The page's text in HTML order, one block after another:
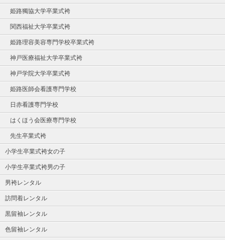
姫路獨協大学卒業式袴
関西福祉大学卒業式袴
姫路理容美容専門学校卒業式袴
神戸医療福祉大学卒業式袴
神戸学院大学卒業式袴
姫路医師会看護専門学校
日赤看護専門学校
はくほう会医療専門学校
先生卒業式袴
小学生卒業式袴女の子
小学生卒業式袴男の子
男袴レンタル
訪問着レンタル
黒留袖レンタル
色留袖レンタル